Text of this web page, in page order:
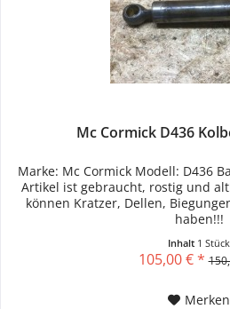
Mc Cormick D436
Marke: Mc Cormick Modell: D436
Artikel ist gebraucht, rostig und
können Kratzer, Dellen,
haben!!!
Inhalt 1 Stück
105,00 € *
Merken